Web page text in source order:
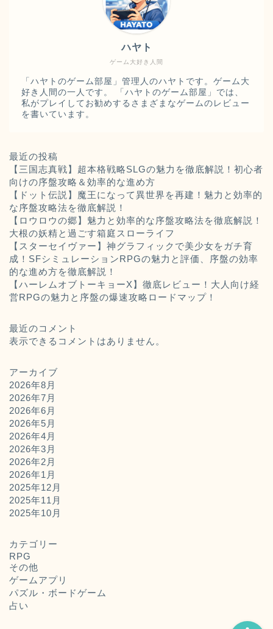
ゲーム大好き人間
ハヤト
「ハヤトのゲーム部屋」管理人のハヤトです。ゲーム大
好き人間の一人です。 「ハヤトのゲーム部屋」では、
私がプレイしてお勧めするさまざまなゲームのレビュー
を書いています。
最近の投稿
【三国志真戦】超本格戦略SLGの魅力を徹底解説！初心者
向けの序盤攻略＆効率的な進め方
【ドット伝説】魔王になって異世界を再建！魅力と効率的
な序盤攻略法を徹底解説！
【ロウロウの郷】魅力と効率的な序盤攻略法を徹底解説！
大根の妖精と過ごす箱庭スローライフ
【スターセイヴァー】神グラフィックで美少女をガチ育
成！SFシミュレーションRPGの魅力と評価、序盤の効率
的な進め方を徹底解説！
【ハーレムオブトーキョーX】徹底レビュー！大人向け経
営RPGの魅力と序盤の爆速攻略ロードマップ！
最近のコメント
表示できるコメントはありません。
アーカイブ
2026年8月
2026年7月
2026年6月
2026年5月
2026年4月
2026年3月
2026年2月
2026年1月
2025年12月
2025年11月
2025年10月
カテゴリー
RPG
その他
ゲームアプリ
パズル・ボードゲーム
占い